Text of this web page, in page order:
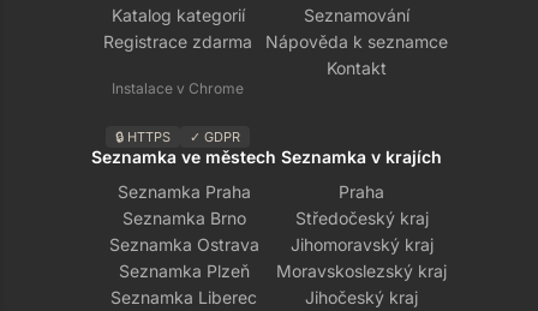
Katalog kategorií
Registrace zdarma
Instalace v Chrome
🔒 HTTPS ✓ GDPR
Seznamování
Nápověda k seznamce
Kontakt
Seznamka ve městech
Seznamka Praha
Seznamka Brno
Seznamka Ostrava
Seznamka Plzeň
Seznamka Liberec
Seznamka v krajích
Praha
Středočeský kraj
Jihomoravský kraj
Moravskoslezský kraj
Jihočeský kraj